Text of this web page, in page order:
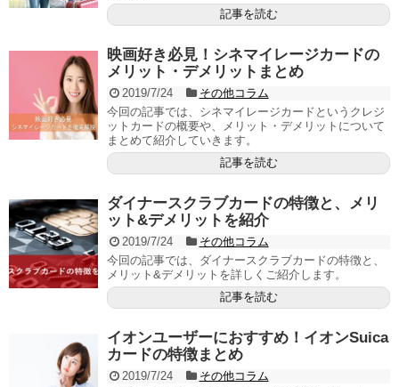
記事を読む
映画好き必見！シネマイレージカードの
メリット・デメリットまとめ
2019/7/24
その他コラム
今回の記事では、シネマイレージカードというクレジ
ットカードの概要や、メリット・デメリットについて
まとめて紹介していきます。
記事を読む
ダイナースクラブカードの特徴と、メリ
ット&デメリットを紹介
2019/7/24
その他コラム
今回の記事では、ダイナースクラブカードの特徴と、
メリット&デメリットを詳しくご紹介します。
記事を読む
イオンユーザーにおすすめ！イオンSuica
カードの特徴まとめ
2019/7/24
その他コラム